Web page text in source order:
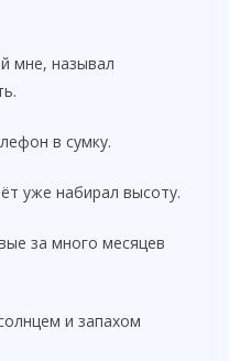
мне, называл
в сумку.
уже набирал высоту.
за много месяцев
и запахом